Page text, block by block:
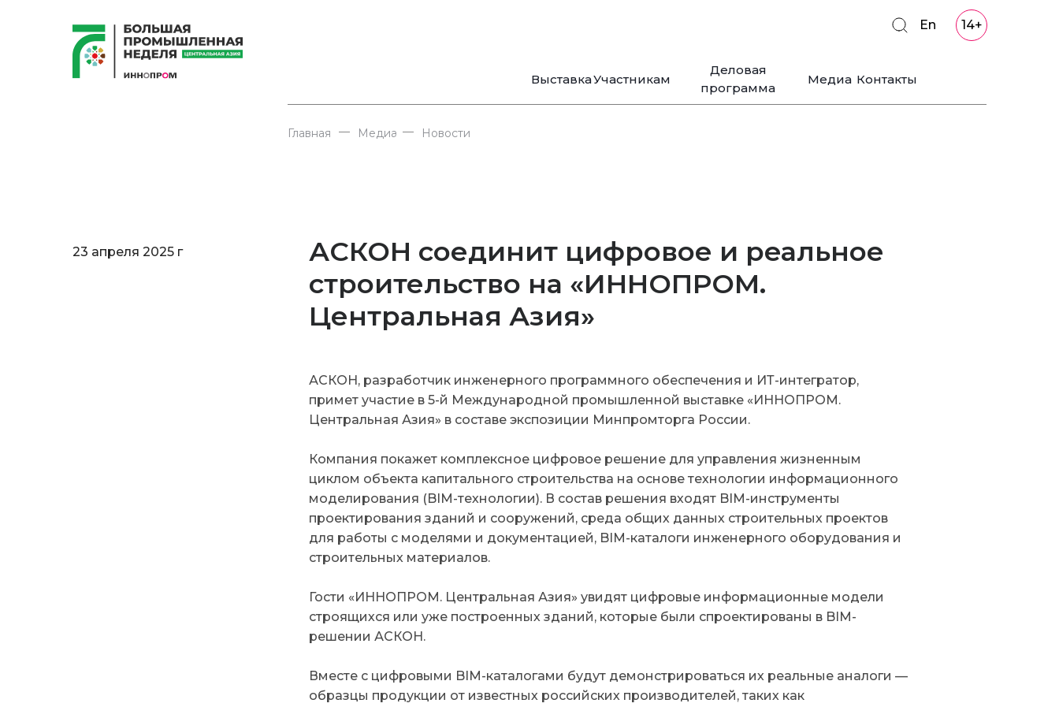
ВыставкаУчастникам
Деловая
программа
Медиа Контакты
En 14+
Главная Новости
— Медиа —
23 апреля 2025 г
АСКОН соединит цифровое и реальное
строительство на «ИННОПРОМ.
Центральная Азия»
АСКОН, разработчик инженерного программного обеспечения и ИТ-интегратор,
примет участие в 5-й Международной промышленной выставке «ИННОПРОМ.
Центральная Азия» в составе экспозиции Минпромторга России.
Компания покажет комплексное цифровое решение для управления жизненным
циклом объекта капитального строительства на основе технологии информационного
моделирования (BIM-технологии). В состав решения входят BIM-инструменты
проектирования зданий и сооружений, среда общих данных строительных проектов
для работы с моделями и документацией, BIM-каталоги инженерного оборудования и
строительных материалов.
Гости «ИННОПРОМ. Центральная Азия» увидят цифровые информационные модели
строящихся или уже построенных зданий, которые были спроектированы в BIM-
решении АСКОН.
Вместе с цифровыми BIM-каталогами будут демонстрироваться их реальные аналоги —
образцы продукции от известных российских производителей, таких как